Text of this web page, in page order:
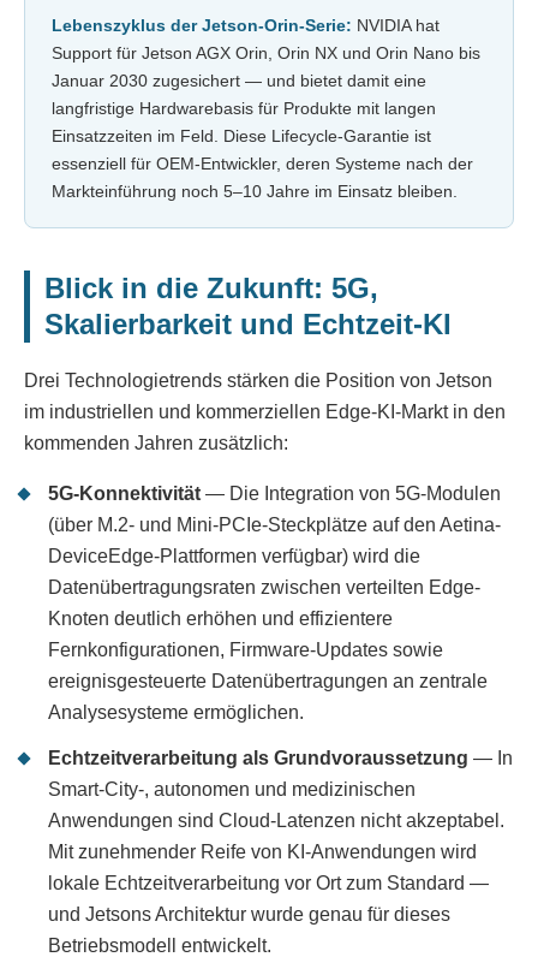
Lebenszyklus der Jetson-Orin-Serie: NVIDIA hat
Support für Jetson AGX Orin, Orin NX und Orin Nano bis
Januar 2030 zugesichert — und bietet damit eine
langfristige Hardwarebasis für Produkte mit langen
Einsatzzeiten im Feld. Diese Lifecycle-Garantie ist
essenziell für OEM-Entwickler, deren Systeme nach der
Markteinführung noch 5–10 Jahre im Einsatz bleiben.
Blick in die Zukunft: 5G,
Skalierbarkeit und Echtzeit-KI
Drei Technologietrends stärken die Position von Jetson
im industriellen und kommerziellen Edge-KI-Markt in den
kommenden Jahren zusätzlich:
5G-Konnektivität — Die Integration von 5G-Modulen
(über M.2- und Mini-PCIe-Steckplätze auf den Aetina-
DeviceEdge-Plattformen verfügbar) wird die
Datenübertragungsraten zwischen verteilten Edge-
Knoten deutlich erhöhen und effizientere
Fernkonfigurationen, Firmware-Updates sowie
ereignisgesteuerte Datenübertragungen an zentrale
Analysesysteme ermöglichen.
Echtzeitverarbeitung als Grundvoraussetzung — In
Smart-City-, autonomen und medizinischen
Anwendungen sind Cloud-Latenzen nicht akzeptabel.
Mit zunehmender Reife von KI-Anwendungen wird
lokale Echtzeitverarbeitung vor Ort zum Standard —
und Jetsons Architektur wurde genau für dieses
Betriebsmodell entwickelt.